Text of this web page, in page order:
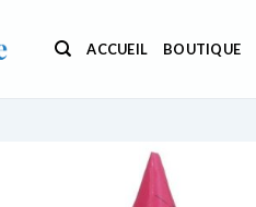
ACCUEIL BOUTIQUE